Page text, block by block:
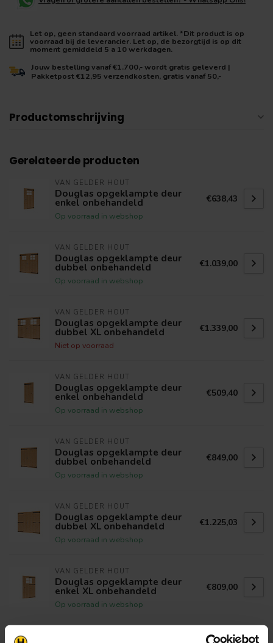
Let op, geen standaard voorraad artikel. *Dit product is op
voorraad bij de leverancier. Let op, de bezorgtijd is op dit
moment gemiddeld 5 a 10 werkdagen.
Jouw bestelling vanaf €1.700,- wordt gratis geleverd |
Pakketpost €12,95 verzendkosten, gratis vanaf 50,-
Productomschrijving
Gerelateerde producten
VAN GELDER HOUT
Douglas opgeklampte deur
enkel onbehandeld
Op voorraad in webshop
€638,43
VAN GELDER HOUT
Douglas opgeklampte deur
dubbel onbehandeld
Op voorraad in webshop
€1.039,00
VAN GELDER HOUT
Douglas opgeklampte deur
dubbel XL onbehandeld
Niet op voorraad
€1.339,00
VAN GELDER HOUT
Douglas opgeklampte deur
enkel onbehandeld
Op voorraad in webshop
€509,40
VAN GELDER HOUT
Douglas opgeklampte deur
dubbel onbehandeld
Op voorraad in webshop
€849,00
VAN GELDER HOUT
Douglas opgeklampte deur
dubbel XL onbehandeld
Op voorraad in webshop
€1.225,03
VAN GELDER HOUT
Douglas opgeklampte deur
enkel XL onbehandeld
Op voorraad in webshop
€809,00